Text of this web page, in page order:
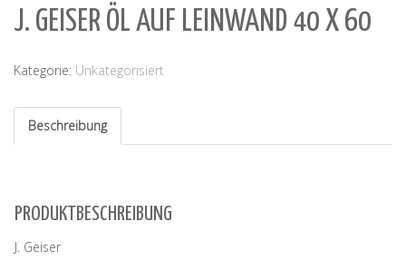
J. GEISER ÖL AUF LEINWAND 40 X 60
Kategorie: Unkategorisiert
Beschreibung
PRODUKTBESCHREIBUNG
J. Geiser